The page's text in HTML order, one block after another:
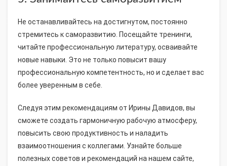
Не останавливайтесь на достигнутом, постоянно
стремитесь к саморазвитию. Посещайте тренинги,
читайте профессиональную литературу, осваивайте
новые навыки. Это не только повысит вашу
профессиональную компетентность, но и сделает вас
более уверенным в себе.
Следуя этим рекомендациям от Ирины Давидов, вы
сможете создать гармоничную рабочую атмосферу,
повысить свою продуктивность и наладить
взаимоотношения с коллегами. Узнайте больше
полезных советов и рекомендаций на нашем сайте,